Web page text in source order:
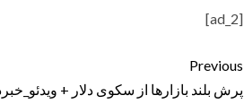
[ad_2]
Previous
پرش بلند بازارها از سکوی دلار +